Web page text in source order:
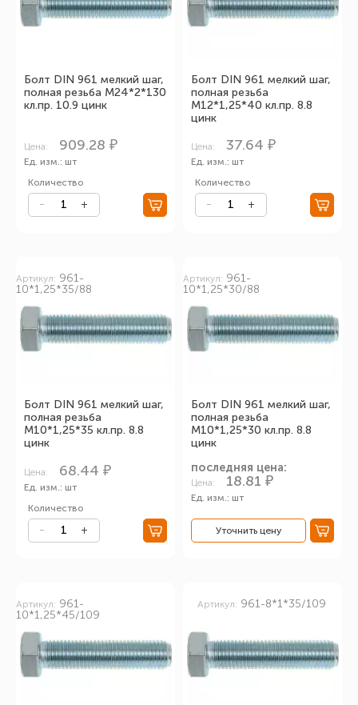
Болт DIN 961 мелкий шаг,
полная резьба М24*2*130
кл.пр. 10.9 цинк
Цена: 909.28 ₽
Ед. изм.: шт
Количество
Болт DIN 961 мелкий шаг,
полная резьба
М12*1,25*40 кл.пр. 8.8
цинк
Цена: 37.64 ₽
Ед. изм.: шт
Количество
Болт DIN 961 мелкий шаг,
полная резьба
М10*1,25*35 кл.пр. 8.8
цинк
Артикул: 961-
10*1,25*35/88
Цена: 68.44 ₽
Ед. изм.: шт
Количество
Болт DIN 961 мелкий шаг,
полная резьба
М10*1,25*30 кл.пр. 8.8
цинк
Артикул: 961-
10*1,25*30/88
последняя цена:
Цена: 18.81 ₽
Ед. изм.: шт
Уточнить цену
Артикул: 961-
10*1,25*45/109
Артикул: 961-8*1*35/109